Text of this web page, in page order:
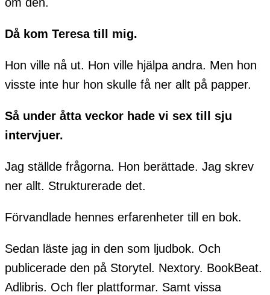
Då kom Teresa till mig.
Hon ville nå ut. Hon ville hjälpa andra. Men hon
visste inte hur hon skulle få ner allt på papper.
Så under åtta veckor hade vi sex till sju
intervjuer.
Jag ställde frågorna. Hon berättade. Jag skrev
ner allt. Strukturerade det.
Förvandlade hennes erfarenheter till en bok.
Sedan läste jag in den som ljudbok. Och
publicerade den på Storytel. Nextory. BookBeat.
Adlibris. Och fler plattformar. Samt vissa